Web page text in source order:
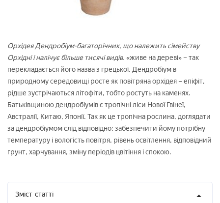
Орхідея Дендробіум-багаторічник, що належить сімейству
Орхідні і налічує більше тисячі видів. «живе на дереві» – так
перекладається його назва з грецької. Дендробіум в
природному середовищі росте як повітряна орхідея – епіфіт,
рідше зустрічаються літофіти, тобто ростуть на каменях.
Батьківщиною дендробіумів є тропічні ліси Нової Гвінеї,
Австралії, Китаю, Японії. Так як це тропічна рослина, доглядати
за дендробіумом слід відповідно: забезпечити йому потрібну
температуру і вологість повітря, рівень освітлення, відповідний
грунт, харчування, зміну періодів цвітіння і спокою.
Зміст статті